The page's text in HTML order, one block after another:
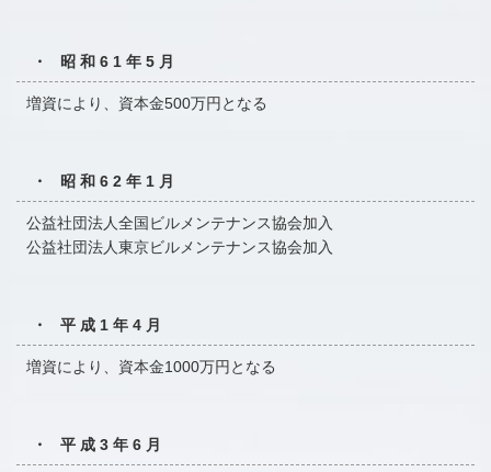
・ 昭和61年5月
増資により、資本金500万円となる
・ 昭和62年1月
公益社団法人全国ビルメンテナンス協会加入
公益社団法人東京ビルメンテナンス協会加入
・ 平成1年4月
増資により、資本金1000万円となる
・ 平成3年6月